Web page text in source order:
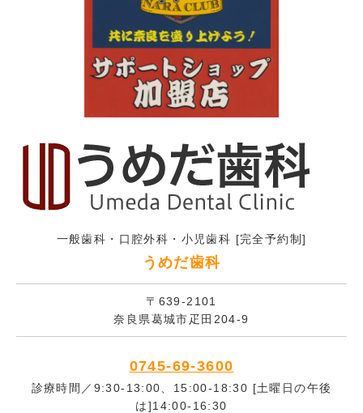
一般歯科・口腔外科・小児歯科 [完全予約制]
うめだ歯科
〒639-2101
奈良県葛城市疋田204-9
0745-69-3600
診療時間／9:30-13:00、15:00-18:30 [土曜日の午後
は]14:00-16:30